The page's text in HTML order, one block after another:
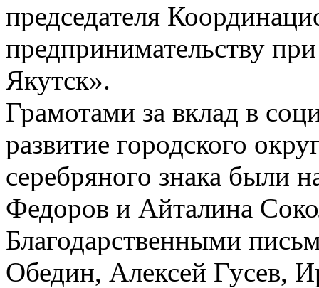
председателя
предпринимательству
Якутск».
Грамотами за вклад в
развитие городского
серебряного знака были
Федоров и Айталина
Благодарственными
Обедин, Алексей Гусев,